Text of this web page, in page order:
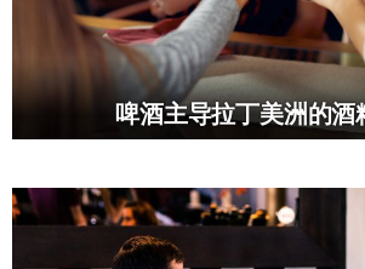
啤酒主导拉丁美洲的酒